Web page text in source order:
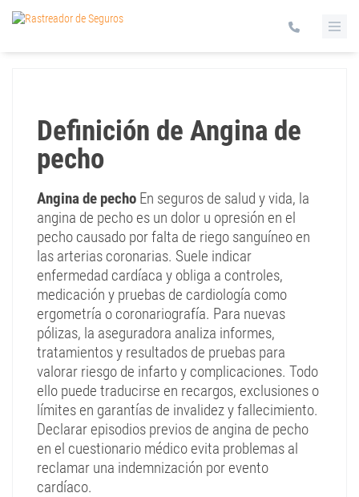
Definición de Angina de
pecho
Angina de pecho En seguros de salud y vida, la
angina de pecho es un dolor u opresión en el
pecho causado por falta de riego sanguíneo en
las arterias coronarias. Suele indicar
enfermedad cardíaca y obliga a controles,
medicación y pruebas de cardiología como
ergometría o coronariografía. Para nuevas
pólizas, la aseguradora analiza informes,
tratamientos y resultados de pruebas para
valorar riesgo de infarto y complicaciones. Todo
ello puede traducirse en recargos, exclusiones o
límites en garantías de invalidez y fallecimiento.
Declarar episodios previos de angina de pecho
en el cuestionario médico evita problemas al
reclamar una indemnización por evento
cardíaco.